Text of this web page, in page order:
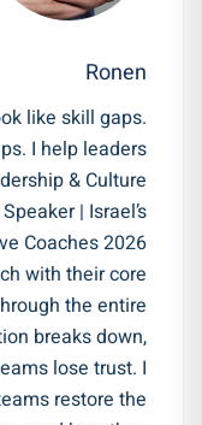
Ronen
like skill gaps.
I help leaders
& Culture
| Israel’s
Coaches 2026
with their core
the entire
breaks down,
lose trust. I
restore the